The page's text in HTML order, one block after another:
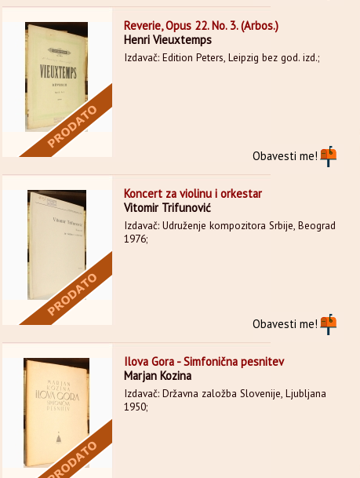
Reverie, Opus 22. No. 3. (Arbos.)
Henri Vieuxtemps
Izdavač: Edition Peters, Leipzig bez god. izd.;
Obavesti me!
Koncert za violinu i orkestar
Vitomir Trifunović
Izdavač: Udruženje kompozitora Srbije, Beograd
1976;
Obavesti me!
Ilova Gora - Simfonična pesnitev
Marjan Kozina
Izdavač: Državna založba Slovenije, Ljubljana
1950;